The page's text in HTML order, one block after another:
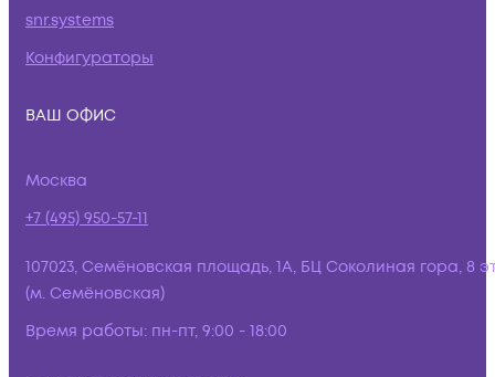
snr.systems
Конфигураторы
ВАШ ОФИС
Москва
+7 (495) 950-57-11
107023, Семёновская площадь, 1А, БЦ Соколиная гора, 8
(м. Семёновская)
Время работы: пн-пт, 9:00 - 18:00